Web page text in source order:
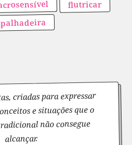
flutricar
criadas para expressar
e situações que o
não consegue
alcançar.